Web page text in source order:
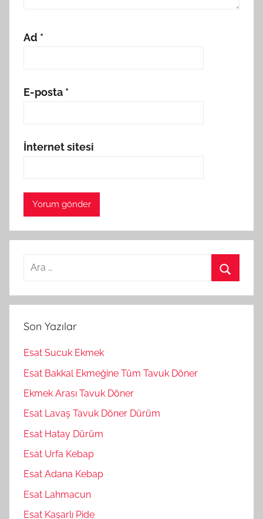
Ad *
E-posta *
İnternet sitesi
a
a
r
Son Yazılar
Esat Sucuk Ekmek
Esat Bakkal Ekmeğine Tüm Tavuk Döner
Ekmek Arası Tavuk Döner
Esat Lavaş Tavuk Döner Dürüm
Esat Hatay Dürüm
Esat Urfa Kebap
Esat Adana Kebap
Esat Lahmacun
Esat Kaşarlı Pide